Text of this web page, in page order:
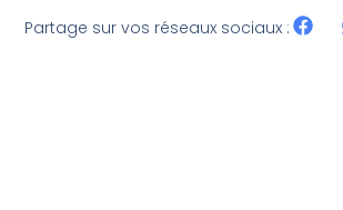
Partage sur vos réseaux sociaux :